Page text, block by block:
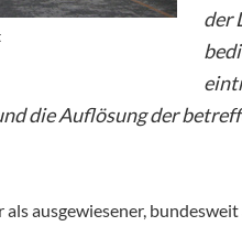
der
die Auflösung der
als ausgewiesener,